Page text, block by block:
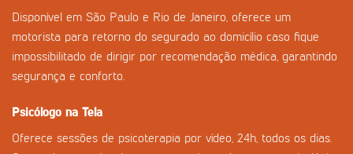
Disponível em São Paulo e Rio de Janeiro, oferece um
motorista para retorno do segurado ao domicílio caso fique
impossibilitado de dirigir por recomendação médica, garantindo
segurança e conforto.
Psicólogo na Tela
Oferece sessões de psicoterapia por vídeo, 24h, todos os dias.